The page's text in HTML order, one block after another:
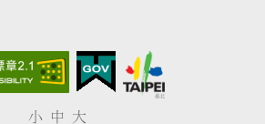
小 中 大